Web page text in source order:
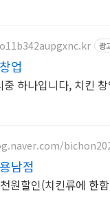
광
업
중 하나입니다, 치킨
남점
원할인(치킨류에 한